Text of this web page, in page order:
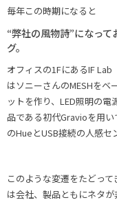
毎年この時期になると
“弊社の風物詩”になっ
グ。
オフィスの1FにあるIF
はソニーさんのMESHをベ
ットを作り、LED照明の
品である初代Gravioを用
のHueとUSB接続の人感セ
このような変遷をたどっ
は会社、製品ともにネタが